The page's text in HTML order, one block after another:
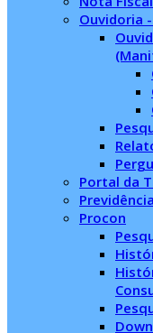
Ouvidoria -
Portal da
Procon